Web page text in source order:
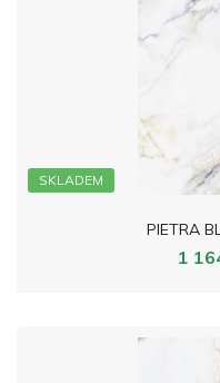
SKLADEM
PIETRA
1